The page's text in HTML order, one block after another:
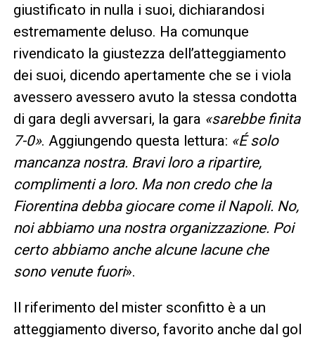
giustificato in nulla i suoi, dichiarandosi
estremamente deluso. Ha comunque
rivendicato la giustezza dell’atteggiamento
dei suoi, dicendo apertamente che se i viola
avessero avessero avuto la stessa condotta
di gara degli avversari, la gara «sarebbe finita
7-0». Aggiungendo questa lettura: «É solo
mancanza nostra. Bravi loro a ripartire,
complimenti a loro. Ma non credo che la
Fiorentina debba giocare come il Napoli. No,
noi abbiamo una nostra organizzazione. Poi
certo abbiamo anche alcune lacune che
sono venute fuori».
Il riferimento del mister sconfitto è a un
atteggiamento diverso, favorito anche dal gol